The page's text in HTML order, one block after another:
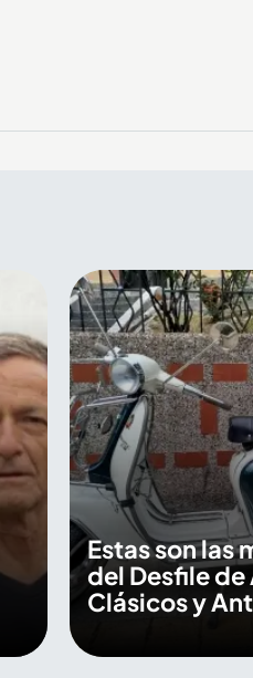
Estas son las
del Desfile de
Clásicos y